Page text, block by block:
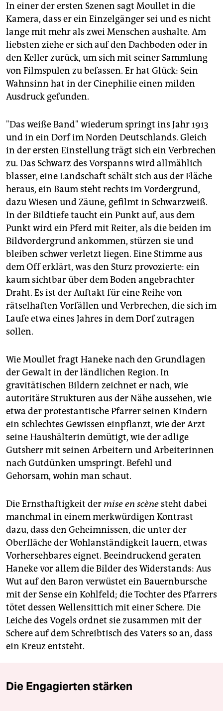
In einer der ersten Szenen sagt Moullet in die
Kamera, dass er ein Einzelgänger sei und es nicht
lange mit mehr als zwei Menschen aushalte. Am
liebsten ziehe er sich auf den Dachboden oder in
den Keller zurück, um sich mit seiner Sammlung
von Filmspulen zu befassen. Er hat Glück: Sein
Wahnsinn hat in der Cinephilie einen milden
Ausdruck gefunden.
"Das weiße Band" wiederum springt ins Jahr 1913
und in ein Dorf im Norden Deutschlands. Gleich
in der ersten Einstellung trägt sich ein Verbrechen
zu. Das Schwarz des Vorspanns wird allmählich
blasser, eine Landschaft schält sich aus der Fläche
heraus, ein Baum steht rechts im Vordergrund,
dazu Wiesen und Zäune, gefilmt in Schwarzweiß.
In der Bildtiefe taucht ein Punkt auf, aus dem
Punkt wird ein Pferd mit Reiter, als die beiden im
Bildvordergrund ankommen, stürzen sie und
bleiben schwer verletzt liegen. Eine Stimme aus
dem Off erklärt, was den Sturz provozierte: ein
kaum sichtbar über dem Boden angebrachter
Draht. Es ist der Auftakt für eine Reihe von
rätselhaften Vorfällen und Verbrechen, die sich im
Laufe etwa eines Jahres in dem Dorf zutragen
sollen.
Wie Moullet fragt Haneke nach den Grundlagen
der Gewalt in der ländlichen Region. In
gravitätischen Bildern zeichnet er nach, wie
autoritäre Strukturen aus der Nähe aussehen, wie
etwa der protestantische Pfarrer seinen Kindern
ein schlechtes Gewissen einpflanzt, wie der Arzt
seine Haushälterin demütigt, wie der adlige
Gutsherr mit seinen Arbeitern und Arbeiterinnen
nach Gutdünken umspringt. Befehl und
Gehorsam, wohin man schaut.
Die Ernsthaftigkeit der mise en scène steht dabei
manchmal in einem merkwürdigen Kontrast
dazu, dass den Geheimnissen, die unter der
Oberfläche der Wohlanständigkeit lauern, etwas
Vorhersehbares eignet. Beeindruckend geraten
Haneke vor allem die Bilder des Widerstands: Aus
Wut auf den Baron verwüstet ein Bauernbursche
mit der Sense ein Kohlfeld; die Tochter des Pfarrers
tötet dessen Wellensittich mit einer Schere. Die
Leiche des Vogels ordnet sie zusammen mit der
Schere auf dem Schreibtisch des Vaters so an, dass
ein Kreuz entsteht.
Die Engagierten stärken